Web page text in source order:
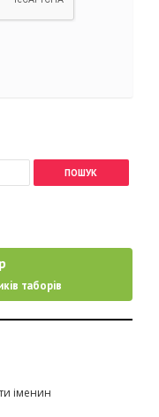
таборів
іменин